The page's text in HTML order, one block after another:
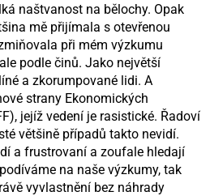
naštvanost na bělochy. Opak
mě přijímala s otevřenou
při mém výzkumu
podle činů. Jako největší
a zkorumpované lidi. A
strany Ekonomických
jejíž vedení je rasistické. Řadoví
většině případů takto nevidí.
a frustrovaní a zoufale hledají
na naše výzkumy, tak
vyvlastnění bez náhrady